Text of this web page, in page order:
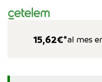
15,62€*al mes